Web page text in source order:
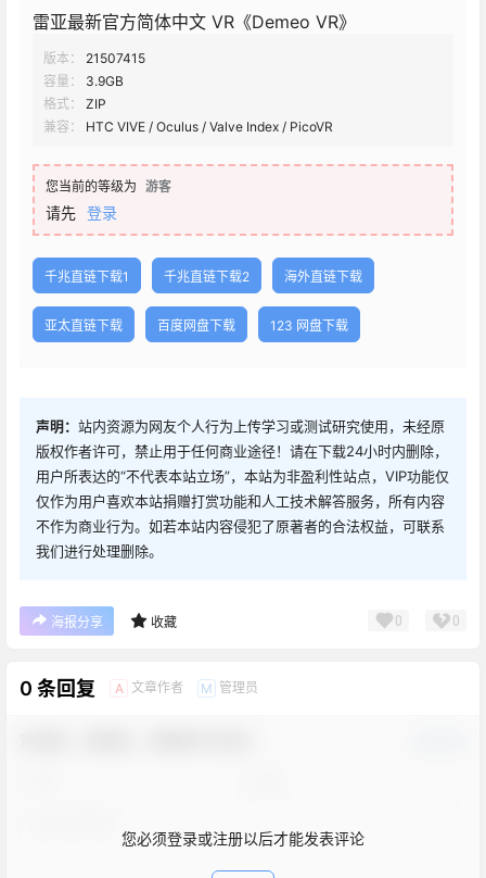
雷亚最新官方简体中文 VR《Demeo VR》
版本：
21507415
容量：
3.9GB
格式：
ZIP
兼容：
HTC VIVE / Oculus / Valve Index / PicoVR
您当前的等级为 游客
请先 登录
千兆直链下载1 千兆直链下载2 海外直链下载
亚太直链下载 百度网盘下载 123 网盘下载
声明： 站内资源为网友个人行为上传学习或测试研究使用，未经原
版权作者许可，禁止用于任何商业途径！请在下载24小时内删除，
用户所表达的“不代表本站立场”，本站为非盈利性站点，VIP功能仅
仅作为用户喜欢本站捐赠打赏功能和人工技术解答服务，所有内容
不作为商业行为。如若本站内容侵犯了原著者的合法权益，可联系
我们进行处理删除。
海报分享 收藏 0 0
0 条回复 A 文章作者 M 管理员
您必须登录或注册以后才能发表评论